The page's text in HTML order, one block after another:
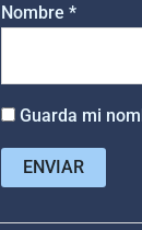
Nombre*
Guarda mi